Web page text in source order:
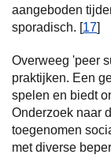
aangeboden
sporadisch. [17]
Overweeg 'peer
praktijken. Een
spelen en biedt
Onderzoek naar
toegenomen
met diverse